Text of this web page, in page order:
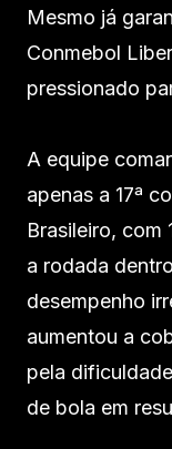
Mesmo já
Conmebol
pressionado
A equipe
apenas a 17ª
Brasileiro, com
a rodada
desempenho
aumentou a
pela
de bola em